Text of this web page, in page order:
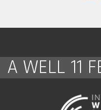
A WELL 11